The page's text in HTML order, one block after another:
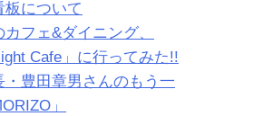
板について
フェ&ダイニング、
Cafe」に行ってみた!!
・豊田章男さんのもう一
」